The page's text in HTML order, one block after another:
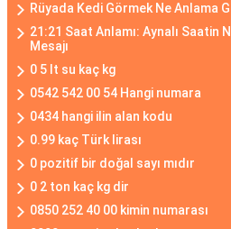
Rüyada Kedi Görmek Ne Anlama
21:21 Saat Anlamı: Aynalı Saatin
Mesajı
0 5 lt su kaç kg
0542 542 00 54 Hangi numara
0434 hangi ilin alan kodu
0.99 kaç Türk lirası
0 pozitif bir doğal sayı mıdır
0 2 ton kaç kg dir
0850 252 40 00 kimin numarası